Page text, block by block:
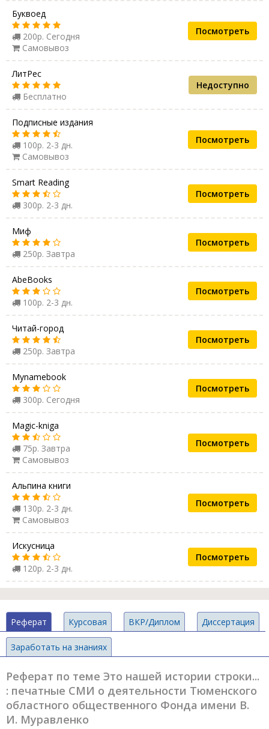
Буквоед
200р. Сегодня
Самовывоз
Посмотреть
ЛитРес
Бесплатно
Недоступно
Подписные издания
100р. 2-3 дн.
Самовывоз
Посмотреть
Smart Reading
300р. 2-3 дн.
Посмотреть
Миф
250р. Завтра
Посмотреть
AbeBooks
100р. 2-3 дн.
Посмотреть
Читай-город
250р. Завтра
Посмотреть
Mynamebook
300р. Сегодня
Посмотреть
Magic-kniga
75р. Завтра
Самовывоз
Посмотреть
Альпина книги
130р. 2-3 дн.
Самовывоз
Посмотреть
Искусница
120р. 2-3 дн.
Посмотреть
Реферат Курсовая ВКР/Диплом Диссертация
Заработать на знаниях
Реферат по теме Это нашей истории строки...
: печатные СМИ о деятельности Тюменского
областного общественного Фонда имени В.
И. Муравленко